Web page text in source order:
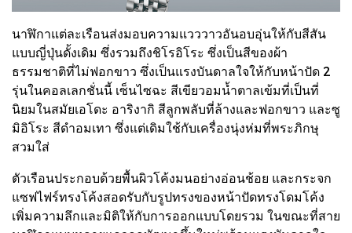
นาฬิกาแต่ละเรือนส่งมอบความแวววาวอันอบอุ่นให้กับสีสัน
แบบญี่ปุ่นดั้งเดิม ซึ่งรวมถึงชิโรอิโระ ซึ่งเป็นสีของผ้า
ธรรมชาติที่ไม่ฟอกขาว ซึ่งเป็นแรงบันดาลใจให้กับหน้าปัด 2
รุ่นในคอลเลกชั่นนี้ เซ็นไซฉะ สีเขียวอมน้ำตาลเข้มที่เป็นที่
นิยมในสมัยเอโดะ อาริงากิ สีลูกพลับที่ล้างและฟอกขาว และซู
มิอิโระ สีดำอมเทา ซึ่งแต่เดิมใช้กับเครื่องนุ่งห่มที่พระภิกษุ
สวมใส่
ตัวเรือนประกอบด้วยพื้นผิวโค้งมนอย่างอ่อนช้อย และกระจก
แซฟไฟร์ทรงโค้งสอดรับกับรูปทรงของหน้าปัดทรงโดมโค้ง
เพิ่มความลึกและมิติให้กับการออกแบบโดยรวม ในขณะที่สาย